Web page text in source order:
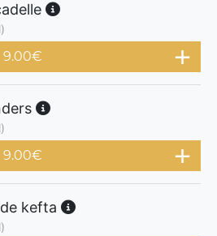
9.00€
9.00€
kefta